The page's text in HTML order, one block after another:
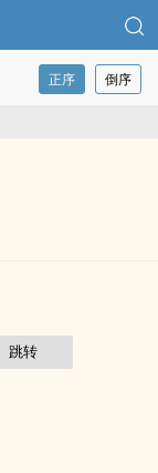
正序 倒序